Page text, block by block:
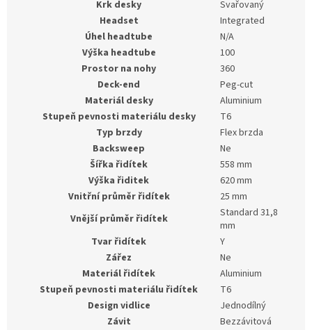
Krk desky
Svařovaný
Headset
Integrated
Úhel headtube
N/A
Výška headtube
100
Prostor na nohy
360
Deck-end
Peg-cut
Materiál desky
Aluminium
Stupeň pevnosti materiálu desky
T6
Typ brzdy
Flex brzda
Backsweep
Ne
Šířka řidítek
558 mm
Výška řiditek
620 mm
Vnitřní průměr řidítek
25 mm
Vnější průměr řidítek
Standard 31,8
mm
Tvar řidítek
Y
Zářez
Ne
Materiál řidítek
Aluminium
Stupeň pevnosti materiálu řidítek
T6
Design vidlice
Jednodílný
Závit
Bezzávitová